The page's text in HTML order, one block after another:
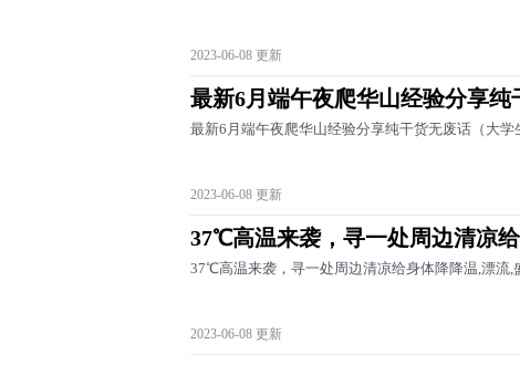
2023-06-08 更新
最新6月端午夜爬华山经验分享纯
最新6月端午夜爬华山经验分享纯干货无废话（大学
2023-06-08 更新
37℃高温来袭，寻一处周边清凉
37℃高温来袭，寻一处周边清凉给身体降降温,漂流,
2023-06-08 更新